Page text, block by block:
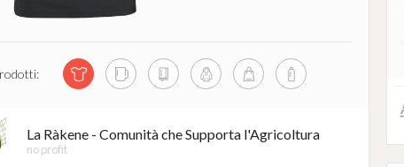
La Ràkene - Comunità che Supporta l'Agricoltura
no profit